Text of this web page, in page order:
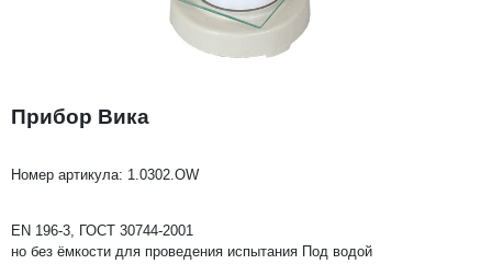
Прибор Вика
Номер артикула: 1.0302.OW
EN 196-3, ГОСТ 30744-2001
но без ёмкости для проведения испытания Под водой